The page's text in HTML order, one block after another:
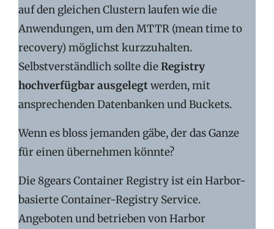
auf den gleichen Clustern laufen wie die
Anwendungen, um den MTTR (mean time to
recovery) möglichst kurzzuhalten.
Selbstverständlich sollte dieRegistry
hochverfügbar ausgelegtwerden, mit
ansprechenden Datenbanken und Buckets.
Wenn es bloss jemanden gäbe, der das Ganze
für einen übernehmen könnte?
Die 8gears Container Registry ist ein Harbor-
basierte Container-Registry Service.
Angeboten und betrieben von Harbor